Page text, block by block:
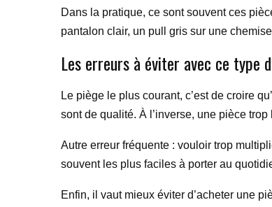
Dans la pratique, ce sont souvent ces
pantalon clair, un pull gris sur une
Les erreurs à éviter avec ce type
Le piège le plus courant, c’est de croire
sont de qualité. À l’inverse, une pièce
Autre erreur fréquente : vouloir trop
souvent les plus faciles à porter au
Enfin, il vaut mieux éviter d’acheter une